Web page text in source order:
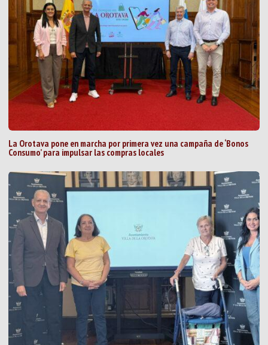
La Orotava pone en marcha por primera vez una campaña de ‘Bonos
Consumo’ para impulsar las compras locales